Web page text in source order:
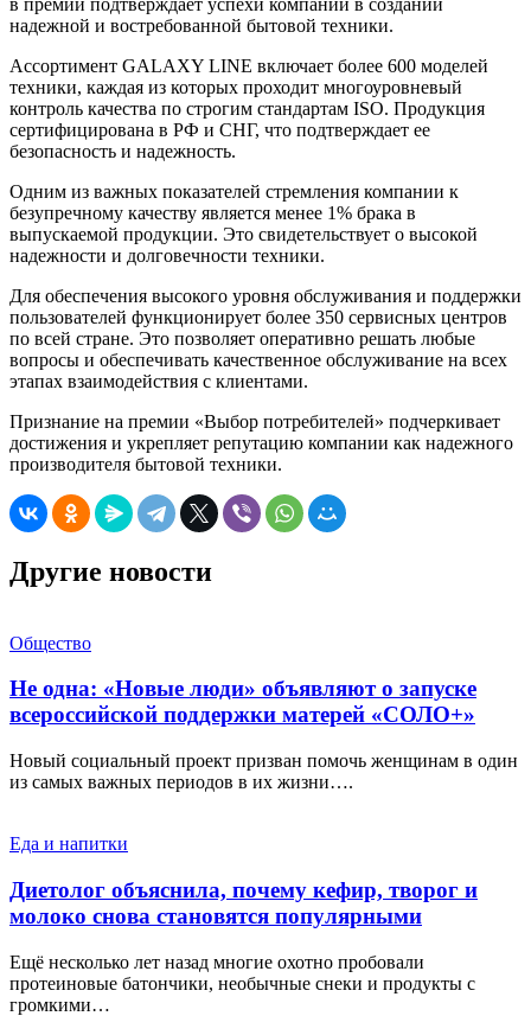
в премии подтверждает успехи компании в создании
надежной и востребованной бытовой техники.
Ассортимент GALAXY LINE включает более 600 моделей
техники, каждая из которых проходит многоуровневый
контроль качества по строгим стандартам ISO. Продукция
сертифицирована в РФ и СНГ, что подтверждает ее
безопасность и надежность.
Одним из важных показателей стремления компании к
безупречному качеству является менее 1% брака в
выпускаемой продукции. Это свидетельствует о высокой
надежности и долговечности техники.
Для обеспечения высокого уровня обслуживания и поддержки
пользователей функционирует более 350 сервисных центров
по всей стране. Это позволяет оперативно решать любые
вопросы и обеспечивать качественное обслуживание на всех
этапах взаимодействия с клиентами.
Признание на премии «Выбор потребителей» подчеркивает
достижения и укрепляет репутацию компании как надежного
производителя бытовой техники.
Другие новости
Общество
Не одна: «Новые люди» объявляют о запуске
всероссийской поддержки матерей «СОЛО+»
Новый социальный проект призван помочь женщинам в один
из самых важных периодов в их жизни….
Еда и напитки
Диетолог объяснила, почему кефир, творог и
молоко снова становятся популярными
Ещё несколько лет назад многие охотно пробовали
протеиновые батончики, необычные снеки и продукты с
громкими…